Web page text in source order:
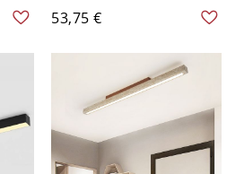
V
luminaria arquitectónica
de montaje al ras tipo tira
para oficina o estudio -
110 A 120 V 59,69 cm
53,75 €